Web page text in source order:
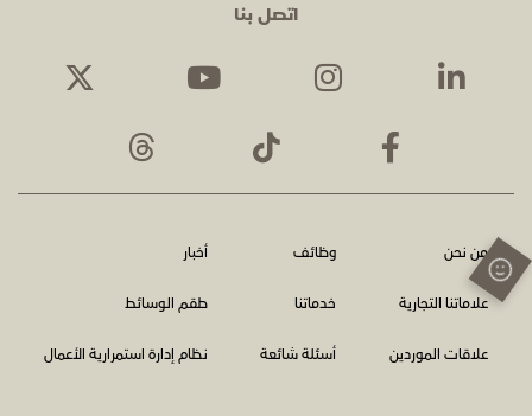
اتصل بنا
من نحن وظائف أخبار
علاماتنا التجارية خدماتنا طقم الوسائط
علاقات الموردين أسئلة شائعة نظام إدارة استمرارية الأعمال